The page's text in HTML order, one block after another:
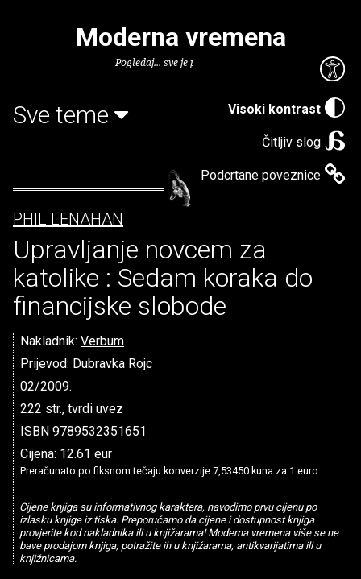
Visoki kontrast
Čitljiv slog
Podcrtane poveznice
Moderna vremena
Pogledaj... sve je puno knjiga.
Sve teme
PHIL LENAHAN
Upravljanje novcem za
katolike : Sedam koraka do
financijske slobode
Nakladnik: Verbum
Prijevod: Dubravka Rojc
02/2009.
222 str., tvrdi uvez
ISBN 9789532351651
Cijena: 12.61 eur
Preračunato po fiksnom tečaju konverzije 7,53450 kuna za 1 euro
Cijene knjiga su informativnog karaktera, navodimo prvu cijenu po
izlasku knjige iz tiska. Preporučamo da cijene i dostupnost knjiga
provjerite kod nakladnika ili u knjižarama! Moderna vremena više se ne
bave prodajom knjiga, potražite ih u knjižarama, antikvarijatima ili u
knjižnicama.